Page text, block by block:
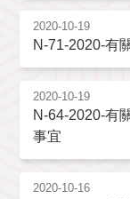
2020-10-19
N-71-2020-有
2020-10-19
N-64-2020-有
事宜
2020-10-16